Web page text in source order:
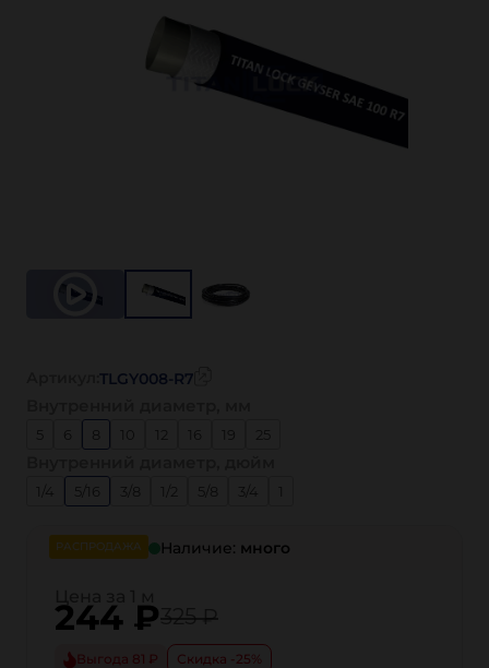
РАСПРОДАЖА Наличие: много
244 ₽ 325 ₽
Выгода 81 ₽ Скидка -25%
TLGY008-R7
6 8 16
5/16 3/8 5/8 3/4